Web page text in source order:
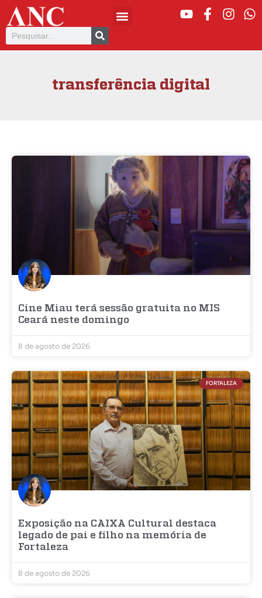
transferência digital
Cine Miau terá sessão gratuita no MIS
Ceará neste domingo
8 de agosto de 2026
FORTALEZA
Exposição na CAIXA Cultural destaca
legado de pai e filho na memória de
Fortaleza
8 de agosto de 2026